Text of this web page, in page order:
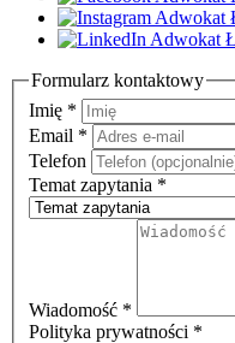
Formularz kontaktowy
Imię *
Email *
Telefon
Temat zapytania *
Wiadomość *
Polityka prywatności *